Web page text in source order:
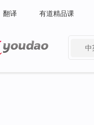
翻译 有道精品课
中